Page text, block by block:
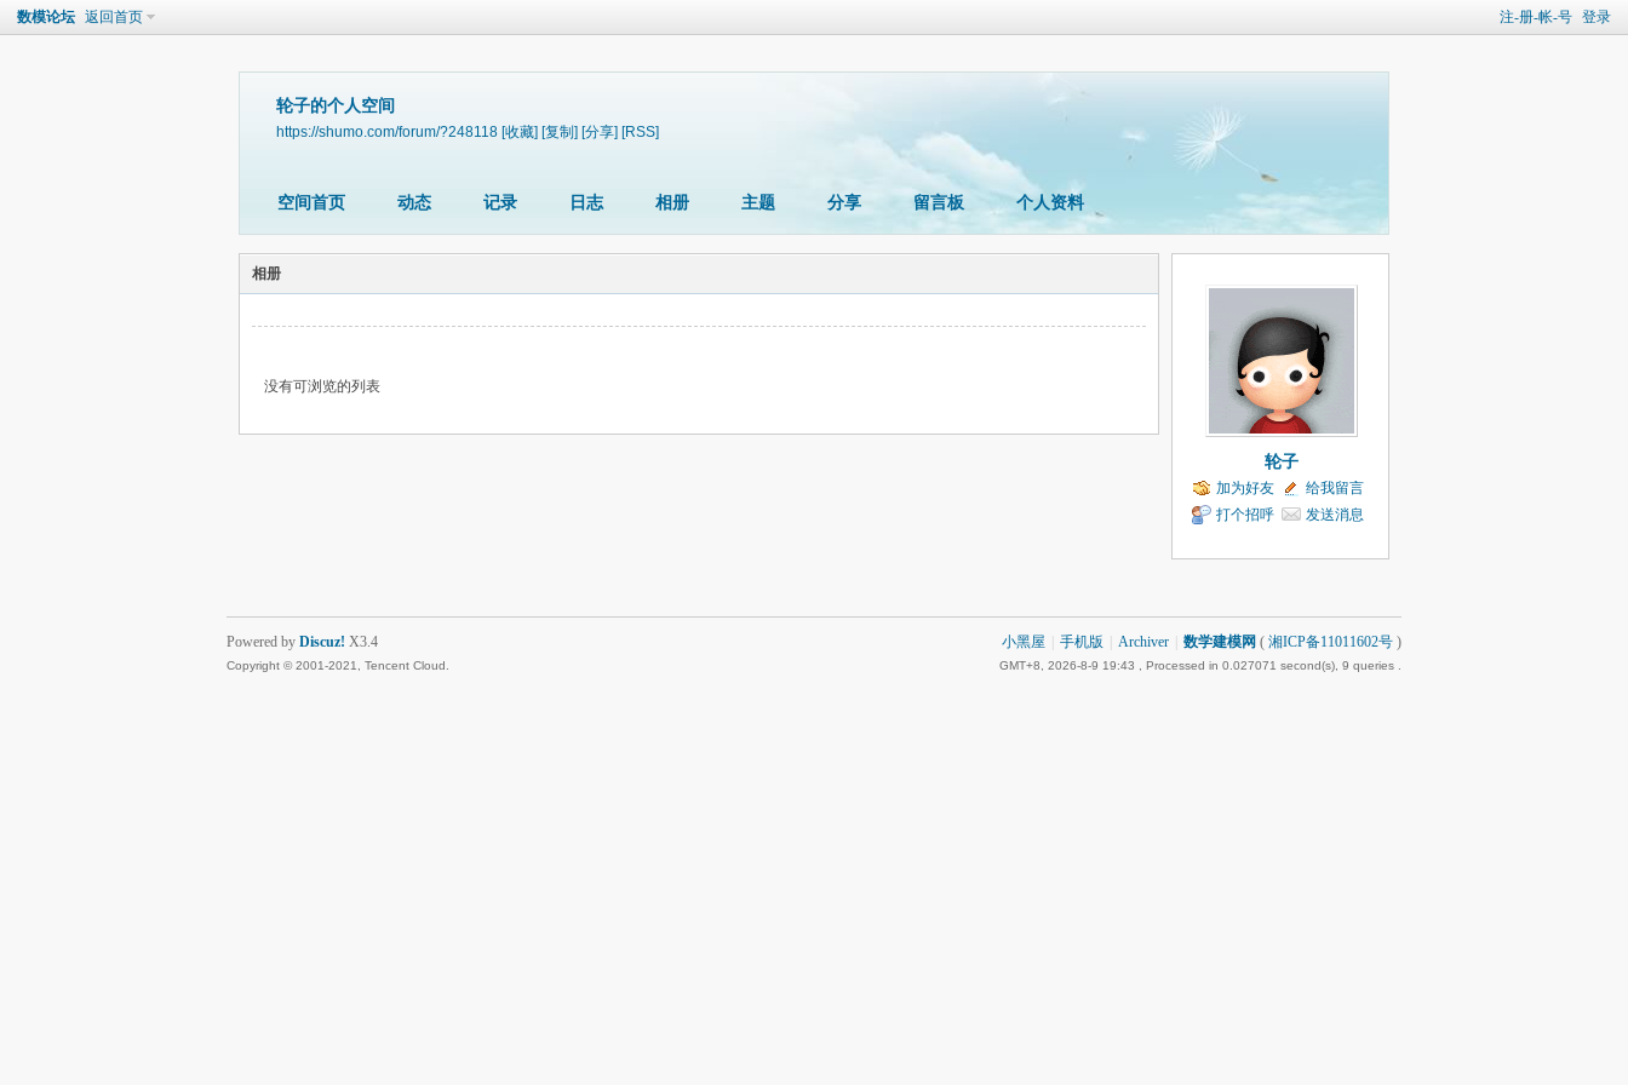
注-册-帐-号 登录
数模论坛 返回首页
轮子的个人空间
https://shumo.com/forum/?248118 [收藏] [复制] [分享] [RSS]
空间首页 动态 记录 日志 相册 主题 分享 留言板 个人资料
相册
没有可浏览的列表
轮子
加为好友
给我留言
打个招呼
发送消息
小黑屋 手机版 Archiver 数学建模网 ( 湘ICP备11011602号 )
GMT+8, 2026-8-9 19:43 , Processed in 0.027071 second(s), 9 queries .
Powered by Discuz! X3.4
Copyright © 2001-2021, Tencent Cloud.